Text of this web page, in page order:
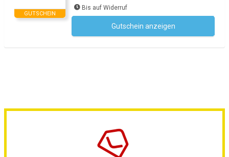
GUTSCHEIN
Bis auf Widerruf
Gutschein anzeigen